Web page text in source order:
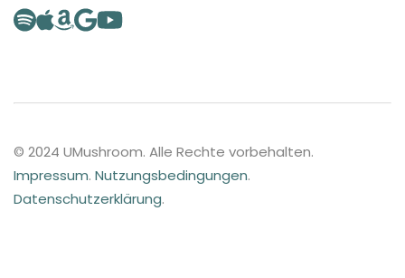
© 2024 UMushroom. Alle Rechte vorbehalten.
Impressum. Nutzungsbedingungen.
Datenschutzerklärung.